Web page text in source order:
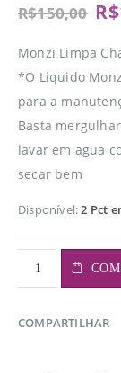
R$150,00 R$
Monzi Limpa
*O Liquido
para a
Basta
lavar em agua
secar bem
Disponível:2 Pct
COMPARTILHAR